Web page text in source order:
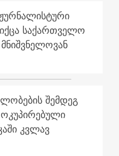
საქართველო
შემდეგ
კვლავ